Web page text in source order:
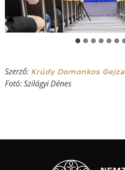
Szerző: Krúdy Domonkos Gejza
Fotó: Szilágyi Dénes